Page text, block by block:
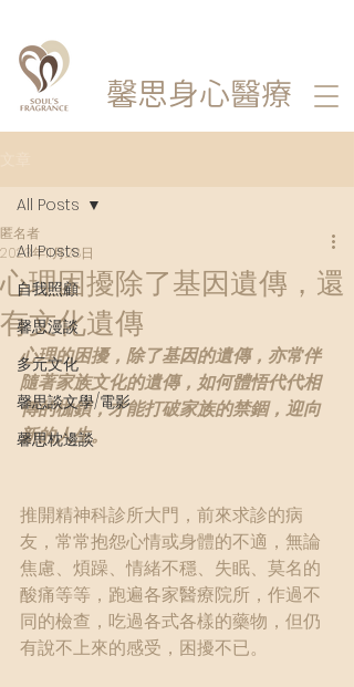
馨思身心醫療
All Posts
自我照顧
馨思漫談
多元文化
馨思談文學/電影
馨思枕邊談
All Posts
心理困擾除了基因遺傳，還
有文化遺傳
匿名者
2023年11月28日
心理的困擾，除了基因的遺傳，亦常伴
隨著家族文化的遺傳，如何體悟代代相
傳的枷鎖，才能打破家族的禁錮，迎向
新的人生。
推開精神科診所大門，前來求診的病
友，常常抱怨心情或身體的不適，無論
焦慮、煩躁、情緒不穩、失眠、莫名的
酸痛等等，跑遍各家醫療院所，作過不
同的檢查，吃過各式各樣的藥物，但仍
有說不上來的感受，困擾不已。